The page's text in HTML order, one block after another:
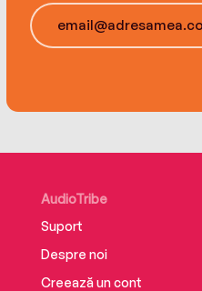
AudioTribe
Suport
Despre noi
Creează un cont